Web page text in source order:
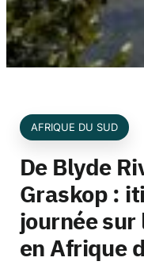
AFRIQUE DU SUD
De Blyde
Graskop :
journée sur
en Afrique